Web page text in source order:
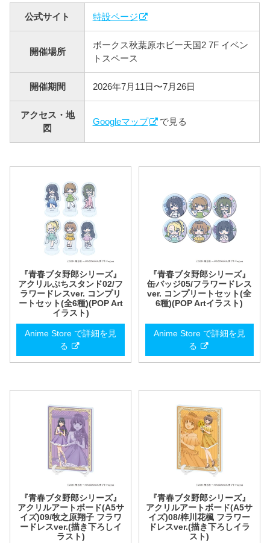
公式サイト 特設ページ
開催場所
ボークス秋葉原ホビー天国2 7F イベン
トスペース
開催期間 2026年7月11日〜7月26日
アクセス・地
図
Googleマップ で見る
『青春ブタ野郎シリーズ』
アクリルぷちスタンド02/フ
ラワードレスver. コンプリ
ートセット(全6種)(POP Art
イラスト)
Anime Store で詳細を見
る
『青春ブタ野郎シリーズ』
缶バッジ05/フラワードレス
ver. コンプリートセット(全
6種)(POP Artイラスト)
Anime Store で詳細を見
る
『青春ブタ野郎シリーズ』
アクリルアートボード(A5サ
イズ)09/牧之原翔子 フラワ
ードレスver.(描き下ろしイ
ラスト)
『青春ブタ野郎シリーズ』
アクリルアートボード(A5サ
イズ)08/梓川花楓 フラワー
ドレスver.(描き下ろしイラ
スト)